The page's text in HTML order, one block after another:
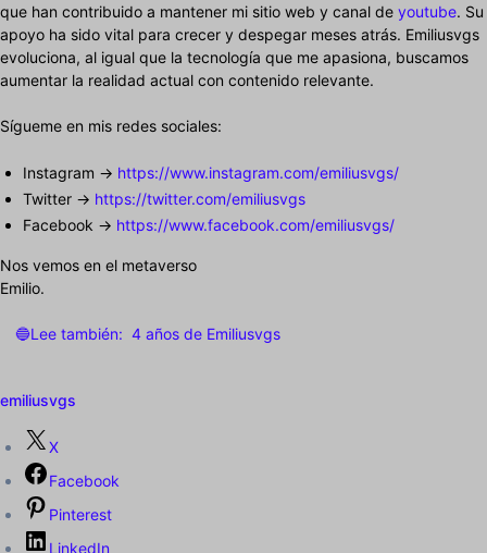
que han contribuido a mantener mi sitio web y canal de youtube. Su
apoyo ha sido vital para crecer y despegar meses atrás. Emiliusvgs
evoluciona, al igual que la tecnología que me apasiona, buscamos
aumentar la realidad actual con contenido relevante.
Sígueme en mis redes sociales:
Instagram -> https://www.instagram.com/emiliusvgs/
Twitter -> https://twitter.com/emiliusvgs
Facebook -> https://www.facebook.com/emiliusvgs/
Nos vemos en el metaverso
Emilio.
🔵Lee también: 4 años de Emiliusvgs
emiliusvgs
X
Facebook
Pinterest
LinkedIn